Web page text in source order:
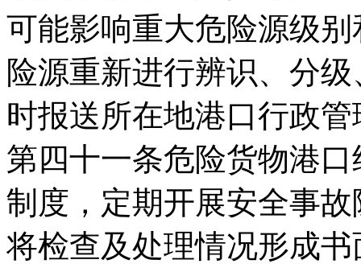
可能影响重大危险源级
险源重新进行辨识、分
时报送所在地港口行政
第四十一条危险货物港
制度，定期开展安全事
将检查及处理情况形成